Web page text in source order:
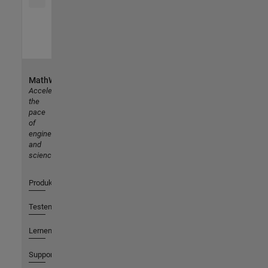
MathWorks
Accelerating
the
pace
of
engineering
and
science
Produkte
Testen oder Kaufen
Lernen
Support